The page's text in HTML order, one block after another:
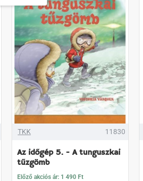
TKK 11830
Az időgép 5. - A tunguszkai
tűzgömb
Előző akciós ár: 1 490 Ft